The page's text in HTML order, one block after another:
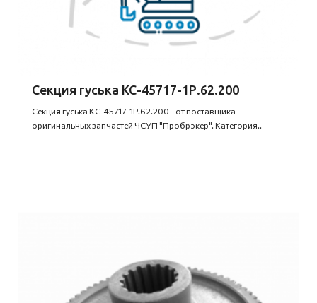
Секция гуська КС-45717-1Р.62.200
Секция гуська КС-45717-1Р.62.200 - от поставщика
оригинальных запчастей ЧСУП "Пробрэкер". Категория..